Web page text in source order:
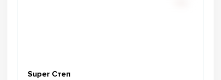
Super Степ